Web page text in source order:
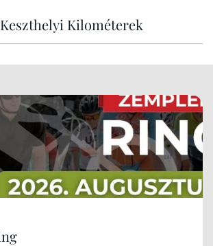
Kilométerek